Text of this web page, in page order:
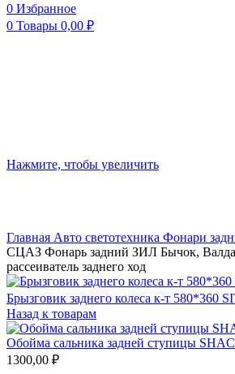
0 Избранное
0 Товары 0,00 ₽
Нажмите, чтобы увеличить
Главная Авто светотехника Фонари
СЦАЗ Фонарь задний ЗИЛ Бычок,
рассеиватель заднего ход
Брызговик заднего колеса к-т 580*360
Назад к товарам
Обойма сальника задней ступицы
1300,00 ₽